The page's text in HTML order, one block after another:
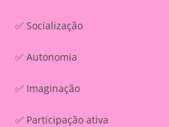
✅ Socialização
✅ Autonomia
✅ Imaginação
✅ Participação ativa